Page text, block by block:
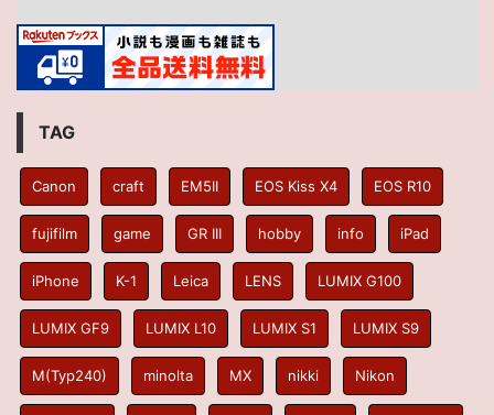
TAG
Canon craft EM5II EOS Kiss X4 EOS R10
fujifilm game GR III hobby info iPad
iPhone K-1 Leica LENS LUMIX G100
LUMIX GF9 LUMIX L10 LUMIX S1 LUMIX S9
M(Typ240) minolta MX nikki Nikon